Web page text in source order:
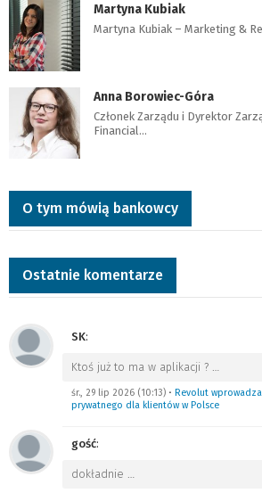
Martyna Kubiak
Martyna Kubiak – Marketing &
Anna Borowiec-Góra
Członek Zarządu i Dyrektor
Financial…
O tym mówią bankowcy
Ostatnie komentarze
SK:
Ktoś już to ma w aplikacji ? …
śr., 29 lip 2026 (10:13) • Revolut
prywatnego dla klientów w Polsce
gość:
dokładnie …